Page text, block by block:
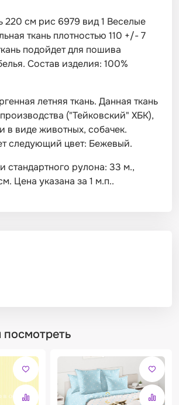
220 см рис 6979 вид 1 Веселые
ткань плотностью 110 +/- 7
подойдет для пошива
Состав изделия: 100%
летняя ткань. Данная ткань
("Тейковский" ХБК),
в виде животных, собачек.
следующий цвет: Бежевый.
стандартного рулона: 33 м.,
Цена указана за 1 м.п..